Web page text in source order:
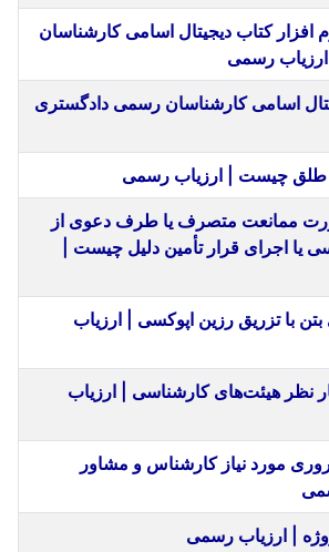
افزار کتاب دیجیتال اسامی کارشناسان
رسمی
اسامی کارشناسان رسمی دادگستری
طلق چیست | ارزیاب رسمی
ممانعت متصرف یا طرف دعوی از
یا اجرای قرار تأمین دلیل چیست |
با تزریق رزین اپوکسی | ارزیاب
نظر هیئت‌های کارشناسی | ارزیاب
مورد نیاز کارشناس و مشاور
| ارزیاب رسمی